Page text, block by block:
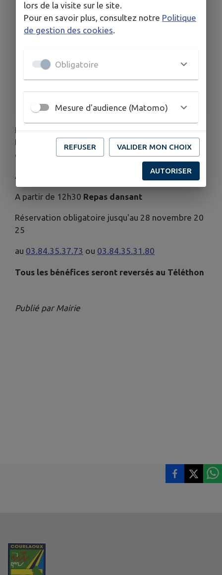
LIEU
Salle des Fêtes de Courlaoux
DATE
HORAIRES
A partir de 10h00
Le 06 décembre 2025
l
e Comité d'animation de Courlaoux organisele T
éléthon
à la Salle des Fêtes
A partir de 10h00 Vente de boudin et de tripes
A partir de 12h30 Repas dansant
Réservation obligatoire jusqu'au 28 novembre 20
25
au 03.84.35.37.73 ou 03.84.35.31.80
Tous les bénéfices seront reversés au Téléthon
Publié par Mairie
lors de la visite sur le site.
Pour en savoir plus, consultez notre Politique
de gestion des cookies.
Obligatoire
Mesure d'audience (Matomo)
REFUSER VALIDER MON CHOIX
AUTORISER